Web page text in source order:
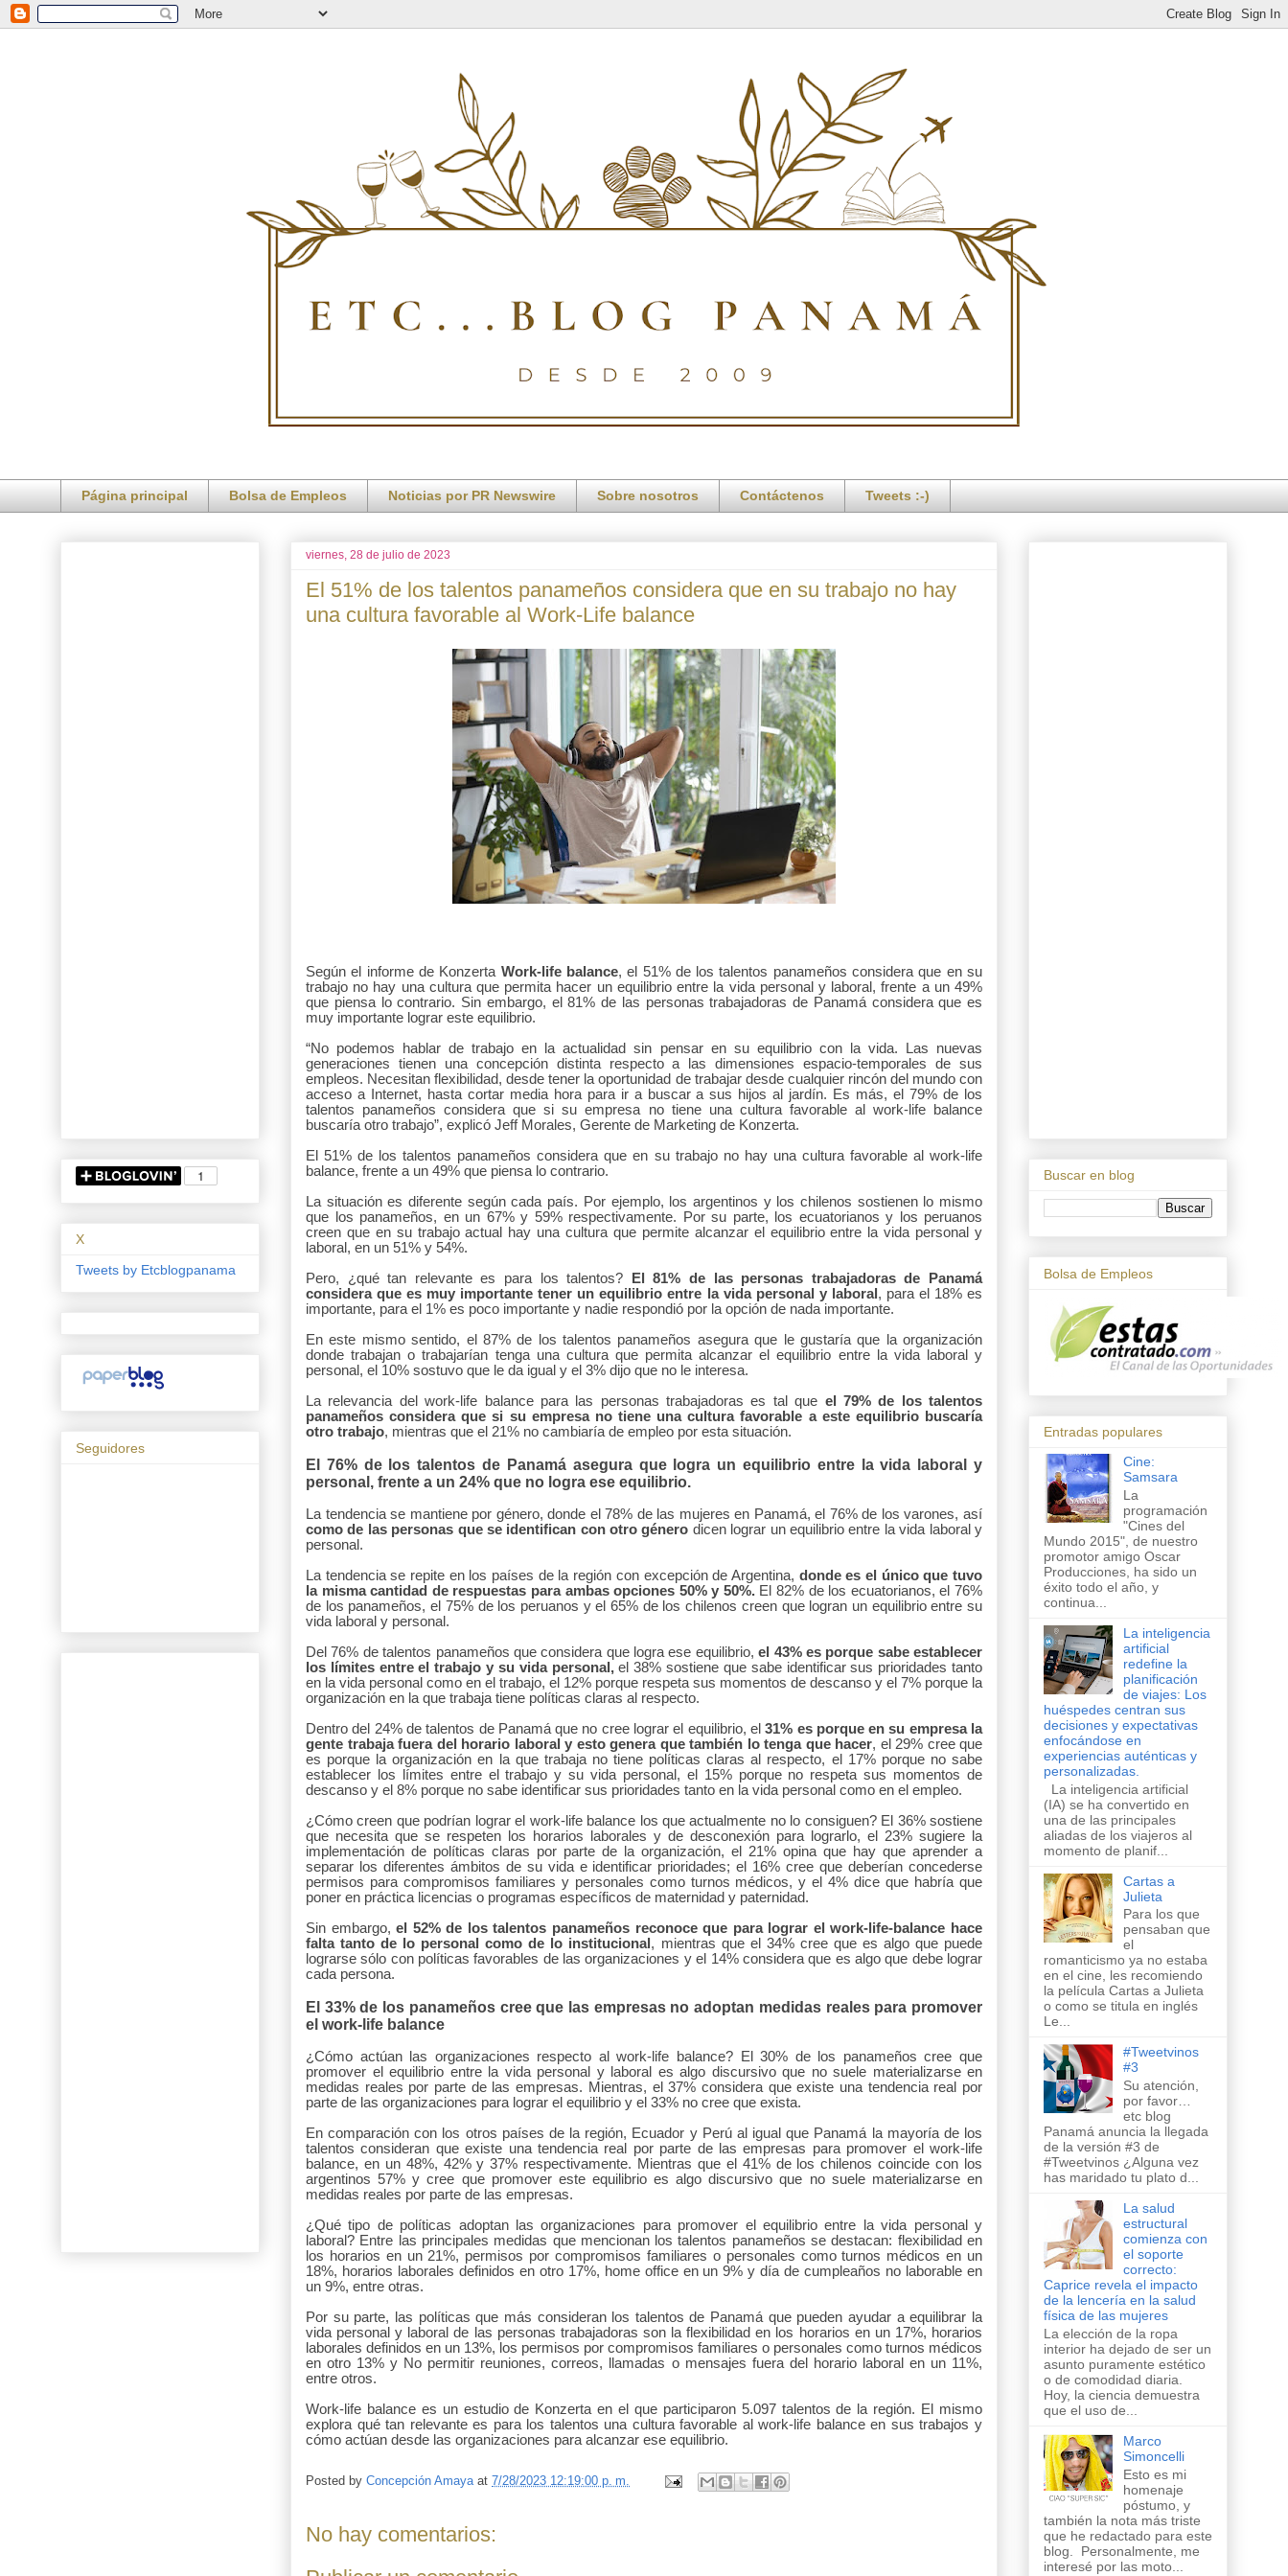
Página principal Bolsa de Empleos Noticias por PR Newswire Sobre nosotros Contáctenos Tweets :-)
viernes, 28 de julio de 2023
El 51% de los talentos panameños considera que en su trabajo no hay
una cultura favorable al Work-Life balance
Según el informe de Konzerta Work-life balance, el 51% de los talentos panameños considera que en su
trabajo no hay una cultura que permita hacer un equilibrio entre la vida personal y laboral, frente a un 49%
que piensa lo contrario. Sin embargo, el 81% de las personas trabajadoras de Panamá considera que es
muy importante lograr este equilibrio.
“No podemos hablar de trabajo en la actualidad sin pensar en su equilibrio con la vida. Las nuevas
generaciones tienen una concepción distinta respecto a las dimensiones espacio-temporales de sus
empleos. Necesitan flexibilidad, desde tener la oportunidad de trabajar desde cualquier rincón del mundo con
acceso a Internet, hasta cortar media hora para ir a buscar a sus hijos al jardín. Es más, el 79% de los
talentos panameños considera que si su empresa no tiene una cultura favorable al work-life balance
buscaría otro trabajo”, explicó Jeff Morales, Gerente de Marketing de Konzerta.
El 51% de los talentos panameños considera que en su trabajo no hay una cultura favorable al work-life
balance, frente a un 49% que piensa lo contrario.
La situación es diferente según cada país. Por ejemplo, los argentinos y los chilenos sostienen lo mismo
que los panameños, en un 67% y 59% respectivamente. Por su parte, los ecuatorianos y los peruanos
creen que en su trabajo actual hay una cultura que permite alcanzar el equilibrio entre la vida personal y
laboral, en un 51% y 54%.
Pero, ¿qué tan relevante es para los talentos?
El 81% de las personas trabajadoras de Panamá
considera que es muy importante tener un equilibrio entre la vida personal y laboral , para el 18% es
importante, para el 1% es poco importante y nadie respondió por la opción de nada importante.
En este mismo sentido, el 87% de los talentos panameños asegura que le gustaría que la organización
donde trabajan o trabajarían tenga una cultura que permita alcanzar el equilibrio entre la vida laboral y
personal, el 10% sostuvo que le da igual y el 3% dijo que no le interesa.
La relevancia del work-life balance para las personas trabajadoras es tal que el 79% de los talentos
panameños considera que si su empresa no tiene una cultura favorable a este equilibrio buscaría
otro trabajo, mientras que el 21% no cambiaría de empleo por esta situación.
El 76% de los talentos de Panamá asegura que logra un equilibrio entre la vida laboral y
personal, frente a un 24% que no logra ese equilibrio.
La tendencia se mantiene por género, donde el 78% de las mujeres en Panamá, el 76% de los varones, así
como de las personas que se identifican con otro género dicen lograr un equilibrio entre la vida laboral y
personal.
La tendencia se repite en los países de la región con excepción de Argentina, donde es el
único que tuvo
la misma cantidad de respuestas para ambas opciones 50% y 50%.El 82% de los ecuatorianos, el 76%
de los panameños, el 75% de los peruanos y el 65% de los chilenos creen que logran un equilibrio entre su
vida laboral y personal.
Del 76% de talentos panameños que considera que logra ese equilibrio,el 43% es porque sabe establecer
los límites entre el trabajo y su vida personal ,el 38% sostiene que sabe identificar sus prioridades tanto
en la vida personal como en el trabajo, el 12% porque respeta sus momentos de descanso y el 7% porque la
organización en la que trabaja tiene políticas claras al respecto.
Dentro del 24% de talentos de Panamá que no cree lograr el equilibrio, el31% es porque en su empresa la
gente trabaja fuera del horario laboral y esto genera que también lo tenga que hacer, el 29% cree que
es porque la organización en la que trabaja no tiene políticas claras al respecto, el 17% porque no sabe
establecer los límites entre el trabajo y su vida personal, el 15% porque no respeta sus momentos de
descanso y el 8% porque no sabe identificar sus prioridades tanto en la vida personal como en el empleo.
¿Cómo creen que podrían lograr el work-life balance los que actualmente no lo consiguen? El 36% sostiene
que necesita que se respeten los horarios laborales y de desconexión para lograrlo, el 23% sugiere la
implementación de políticas claras por parte de la organización, el 21% opina que hay que aprender a
separar los diferentes ámbitos de su vida e identificar prioridades; el 16% cree que deberían concederse
permisos para compromisos familiares y personales como turnos médicos, y el 4% dice que habría que
poner en práctica licencias o programas específicos de maternidad y paternidad.
Sin embargo,el 52% de los talentos panameños reconoce que para lograr el work-life-balance hace
falta tanto de lo personal como de lo institucional , mientras que el 34% cree que es algo que puede
lograrse sólo con políticas favorables de las organizaciones y el 14% considera que es algo que debe lograr
cada persona.
El 33% de los panameños cree que las empresas no adoptan medidas reales para promover
el work-life balance
¿Cómo actúan las organizaciones respecto al work-life balance? El 30% de los panameños cree que
promover el equilibrio entre la vida personal y laboral es algo discursivo que no suele materializarse en
medidas reales por parte de las empresas. Mientras, el 37% considera que existe una tendencia real por
parte de las organizaciones para lograr el equilibrio y el 33% no cree que exista.
En comparación con los otros países de la región, Ecuador y Perú al igual que Panamá la mayoría de los
talentos consideran que existe una tendencia real por parte de las empresas para promover el work-life
balance, en un 48%, 42% y 37% respectivamente. Mientras que el 41% de los chilenos coincide con los
argentinos 57% y cree que promover este equilibrio es algo discursivo que no suele materializarse en
medidas reales por parte de las empresas.
¿Qué tipo de políticas adoptan las organizaciones para promover el equilibrio entre la vida personal y
laboral? Entre las principales medidas que mencionan los talentos panameños se destacan: flexibilidad en
los horarios en un 21%, permisos por compromisos familiares o personales como turnos médicos en un
18%, horarios laborales definidos en otro 17%, home office en un 9% y día de cumpleaños no laborable en
un 9%, entre otras.
Por su parte, las políticas que más consideran los talentos de Panamá que pueden ayudar a equilibrar la
vida personal y laboral de las personas trabajadoras son la flexibilidad en los horarios en un 17%, horarios
laborales definidos en un 13%, los permisos por compromisos familiares o personales como turnos médicos
en otro 13% y No permitir reuniones, correos, llamadas o mensajes fuera del horario laboral en un 11%,
entre otros.
Work-life balance es un estudio de Konzerta en el que participaron 5.097 talentos de la región. El mismo
explora qué tan relevante es para los talentos una cultura favorable al work-life balance en sus trabajos y
cómo actúan desde las organizaciones para alcanzar ese equilibrio.
Posted by Concepción Amaya at 7/28/2023 12:19:00 p. m.
No hay comentarios:
X
Tweets by Etcblogpanama
Seguidores
Buscar en blog
Bolsa de Empleos
Entradas populares
Cine:
Samsara
La
programación
"Cines del
Mundo 2015", de nuestro
promotor amigo Oscar
Producciones, ha sido un
éxito todo el año, y
continua...
La inteligencia
artificial
redefine la
planificación
de viajes: Los
huéspedes centran sus
decisiones y expectativas
enfocándose en
experiencias auténticas y
personalizadas.
La inteligencia artificial
(IA) se ha convertido en
una de las principales
aliadas de los viajeros al
momento de planif...
Cartas a
Julieta
Para los que
pensaban que
el
romanticismo ya no estaba
en el cine, les recomiendo
la película Cartas a Julieta
o como se titula en inglés
Le...
#Tweetvinos
#3
Su atención,
por favor…
etc blog
Panamá anuncia la llegada
de la versión #3 de
#Tweetvinos ¿Alguna vez
has maridado tu plato d...
La salud
estructural
comienza con
el soporte
correcto:
Caprice revela el impacto
de la lencería en la salud
física de las mujeres
La elección de la ropa
interior ha dejado de ser un
asunto puramente estético
o de comodidad diaria.
Hoy, la ciencia demuestra
que el uso de...
Marco
Simoncelli
Esto es mi
homenaje
póstumo, y
también la nota más triste
que he redactado para este
blog. Personalmente, me
interesé por las moto...